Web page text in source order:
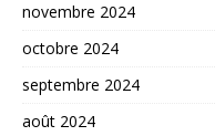
novembre 2024
octobre 2024
septembre 2024
août 2024